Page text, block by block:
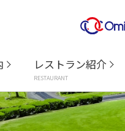
レストラン紹介
RESTAURANT